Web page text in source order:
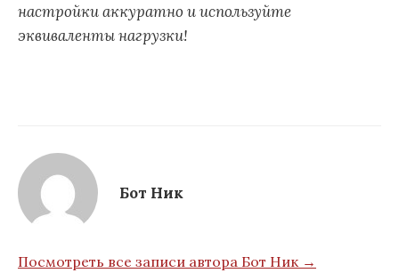
настройки аккуратно и используйте
эквиваленты нагрузки!
Бот Ник
Посмотреть все записи автора Бот Ник →